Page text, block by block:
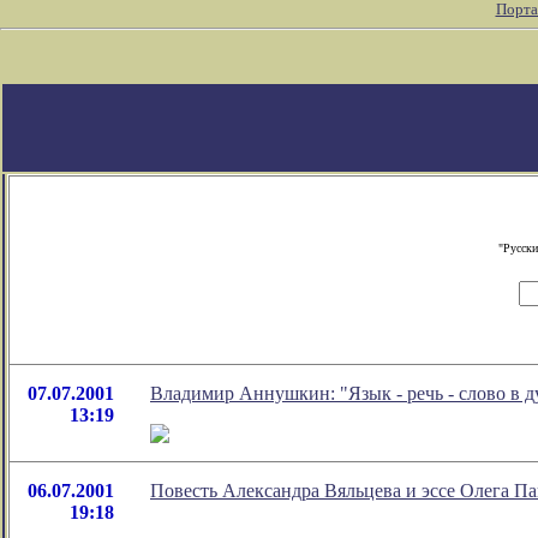
07.07.2001
13:19
Владимир Аннушкин: "Язык - речь - слово в
06.07.2001
19:18
Повесть Александра Вяльцева и эссе Олега